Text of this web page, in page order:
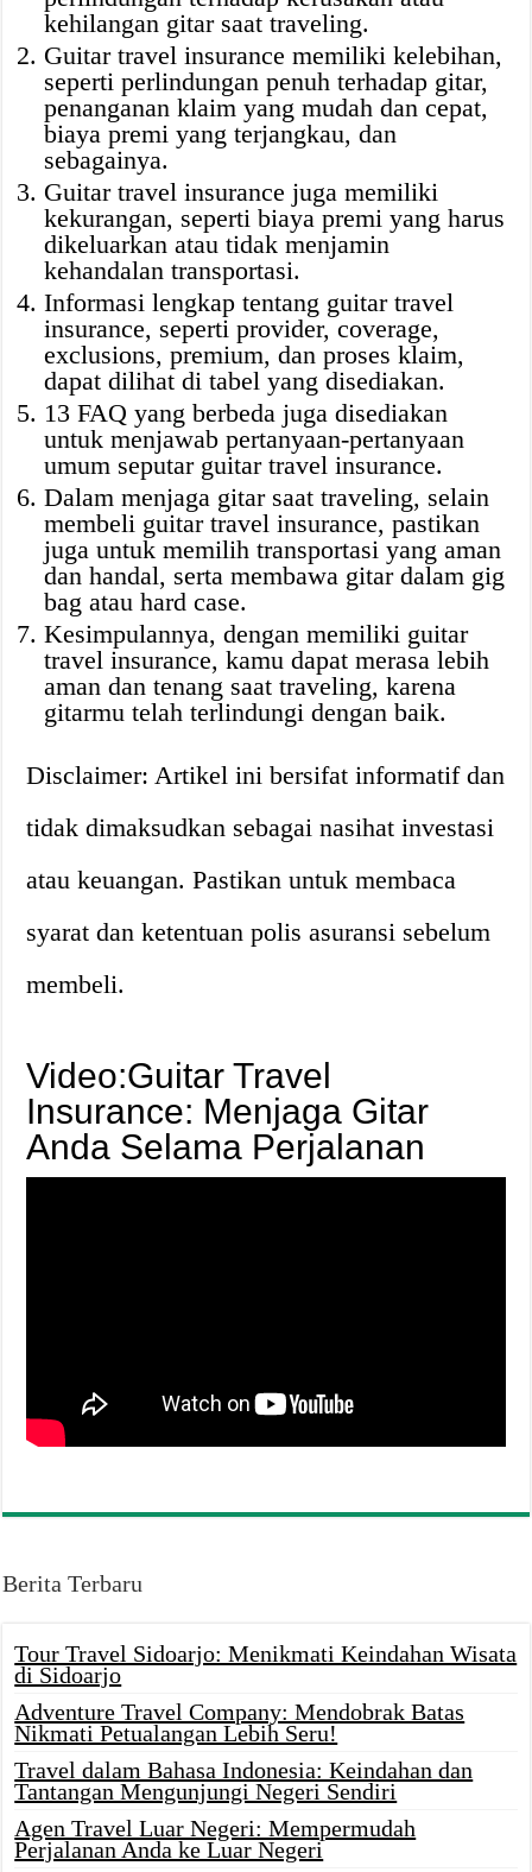
kehilangan gitar saat traveling.
Guitar travel insurance memiliki kelebihan,
seperti perlindungan penuh terhadap gitar,
penanganan klaim yang mudah dan cepat,
biaya premi yang terjangkau, dan
sebagainya.
Guitar travel insurance juga memiliki
kekurangan, seperti biaya premi yang harus
dikeluarkan atau tidak menjamin
kehandalan transportasi.
Informasi lengkap tentang guitar travel
insurance, seperti provider, coverage,
exclusions, premium, dan proses klaim,
dapat dilihat di tabel yang disediakan.
13 FAQ yang berbeda juga disediakan
untuk menjawab pertanyaan-pertanyaan
umum seputar guitar travel insurance.
Dalam menjaga gitar saat traveling, selain
membeli guitar travel insurance, pastikan
juga untuk memilih transportasi yang aman
dan handal, serta membawa gitar dalam gig
bag atau hard case.
Kesimpulannya, dengan memiliki guitar
travel insurance, kamu dapat merasa lebih
aman dan tenang saat traveling, karena
gitarmu telah terlindungi dengan baik.
Disclaimer: Artikel ini bersifat informatif dan
tidak dimaksudkan sebagai nasihat investasi
atau keuangan. Pastikan untuk membaca
syarat dan ketentuan polis asuransi sebelum
membeli.
Video:Guitar Travel
Insurance: Menjaga Gitar
Anda Selama Perjalanan
Berita Terbaru
Tour Travel Sidoarjo: Menikmati Keindahan Wisata
di Sidoarjo
Adventure Travel Company: Mendobrak Batas
Nikmati Petualangan Lebih Seru!
Travel dalam Bahasa Indonesia: Keindahan dan
Tantangan Mengunjungi Negeri Sendiri
Agen Travel Luar Negeri: Mempermudah
Perjalanan Anda ke Luar Negeri